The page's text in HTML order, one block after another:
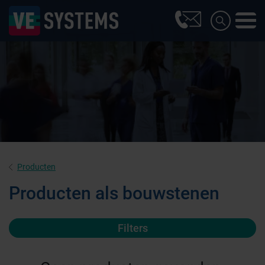
Producten
Producten als bouwstenen
Filters